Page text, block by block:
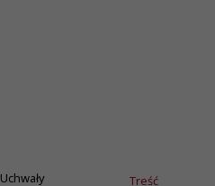
Uchwały
Treść